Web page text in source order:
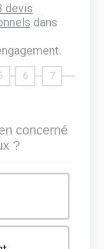
devis
dans
6 7
concerné
?